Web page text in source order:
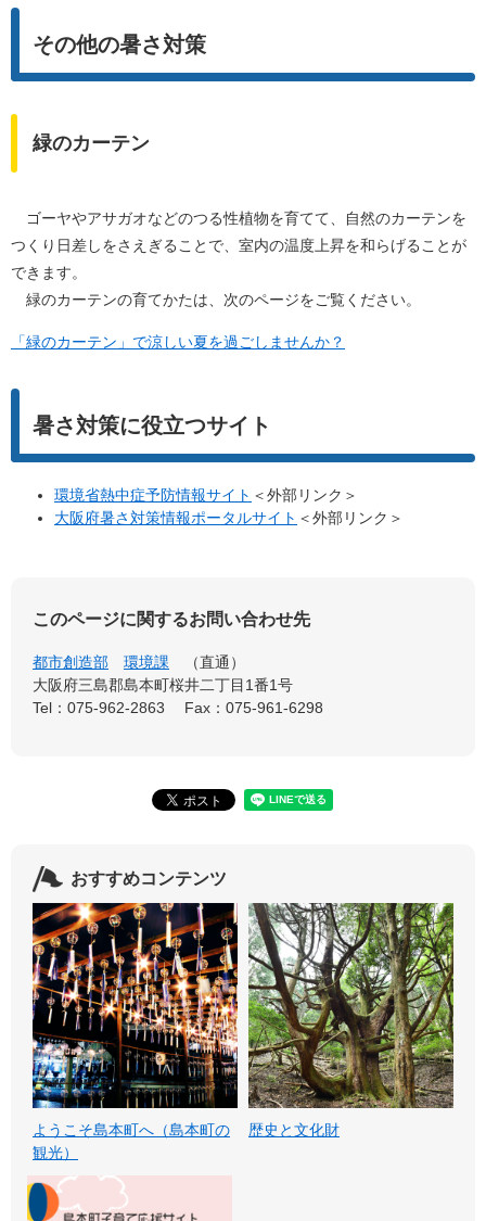
その他の暑さ対策
緑のカーテン
ゴーヤやアサガオなどのつる性植物を育てて、自然のカーテンを
つくり日差しをさえぎることで、室内の温度上昇を和らげることが
できます。
緑のカーテンの育てかたは、次のページをご覧ください。
「緑のカーテン」で涼しい夏を過ごしませんか？
暑さ対策に役立つサイト
環境省熱中症予防情報サイト ＜外部リンク＞
大阪府暑さ対策情報ポータルサイト ＜外部リンク＞
このページに関するお問い合わせ先
都市創造部 環境課
直通
大阪府三島郡島本町桜井二丁目1番1号
Tel：075-962-2863
Fax：075-961-6298
おすすめコンテンツ
ようこそ島本町へ（島本町の
観光）
歴史と文化財